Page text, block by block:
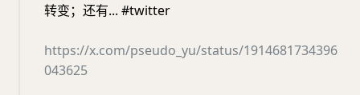
转变；还有... #twitter
https://x.com/pseudo_yu/status/1914681734396
043625